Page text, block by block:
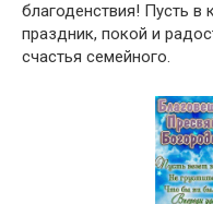
благоденствия! Пусть
праздник, покой и
счастья семейного.